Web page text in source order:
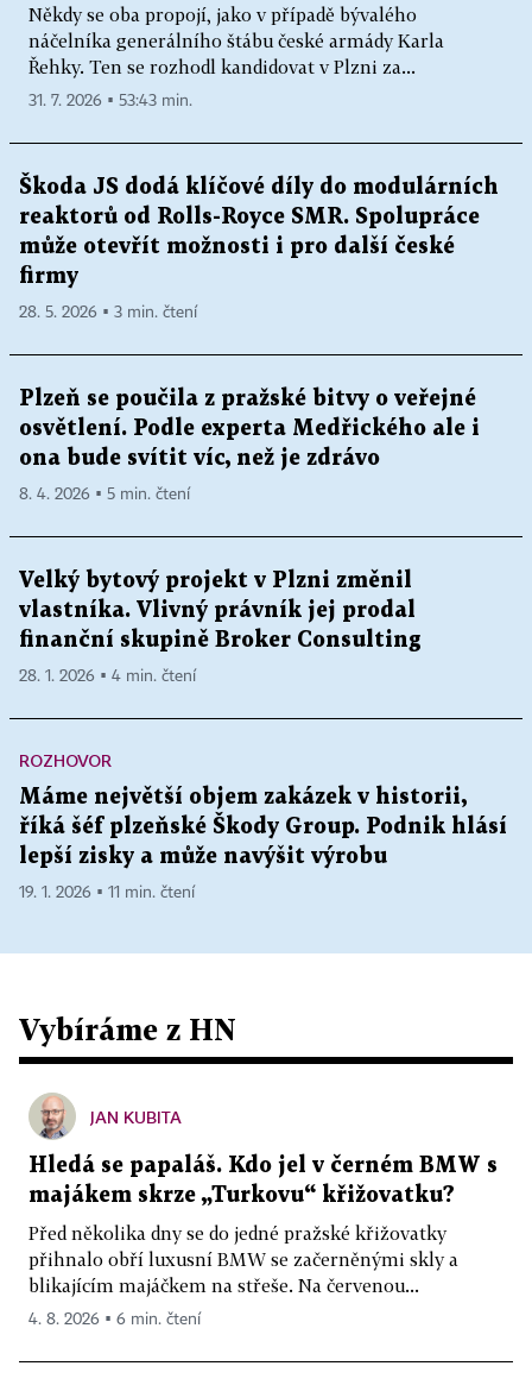
Někdy se oba propojí, jako v případě bývalého
náčelníka generálního štábu české armády Karla
Řehky. Ten se rozhodl kandidovat v Plzni za...
31. 7. 2026 ▪ 53:43 min.
Škoda JS dodá klíčové díly do modulárních
reaktorů od Rolls-Royce SMR. Spolupráce
může otevřít možnosti i pro další české
firmy
28. 5. 2026 ▪ 3 min. čtení
Plzeň se poučila z pražské bitvy o veřejné
osvětlení. Podle experta Medřického ale i
ona bude svítit víc, než je zdrávo
8. 4. 2026 ▪ 5 min. čtení
Velký bytový projekt v Plzni změnil
vlastníka. Vlivný právník jej prodal
finanční skupině Broker Consulting
28. 1. 2026 ▪ 4 min. čtení
ROZHOVOR
Máme největší objem zakázek v historii,
říká šéf plzeňské Škody Group. Podnik hlásí
lepší zisky a může navýšit výrobu
19. 1. 2026 ▪ 11 min. čtení
Vybíráme z HN
JAN KUBITA
Hledá se papaláš. Kdo jel v černém BMW s
majákem skrze „Turkovu“ křižovatku?
Před několika dny se do jedné pražské křižovatky
přihnalo obří luxusní BMW se začerněnými skly a
blikajícím majáčkem na střeše. Na červenou...
4. 8. 2026 ▪ 6 min. čtení